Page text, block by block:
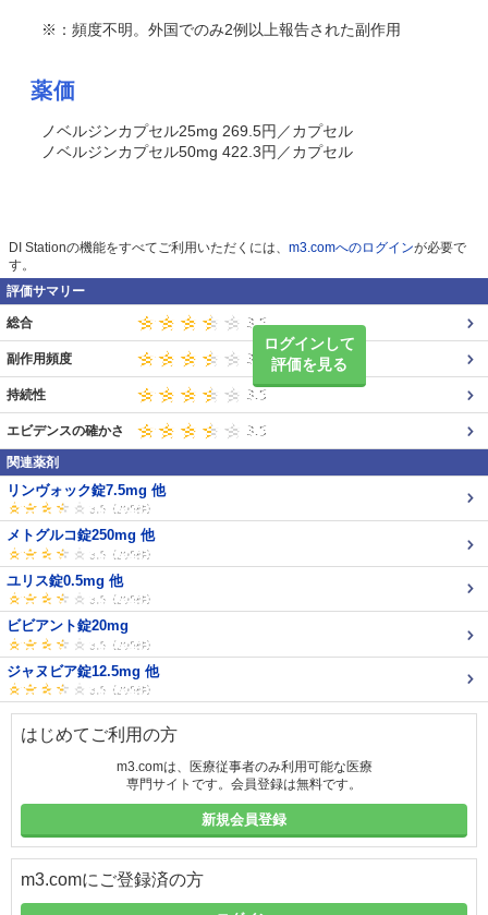
※：頻度不明。外国でのみ2例以上報告された副作用
薬価
ノベルジンカプセル25mg 269.5円／カプセル
ノベルジンカプセル50mg 422.3円／カプセル
DI Stationの機能をすべてご利用いただくには、 m3.comへのログインが必要で
す。
評価サマリー
ログインして
評価を見る
総合
副作用頻度
持続性
エビデンスの確かさ
関連薬剤
リンヴォック錠7.5mg 他
メトグルコ錠250mg 他
ユリス錠0.5mg 他
ビビアント錠20mg
ジャヌビア錠12.5mg 他
はじめてご利用の方
m3.comは、医療従事者のみ利用可能な医療
専門サイトです。会員登録は無料です。
新規会員登録
m3.comにご登録済の方